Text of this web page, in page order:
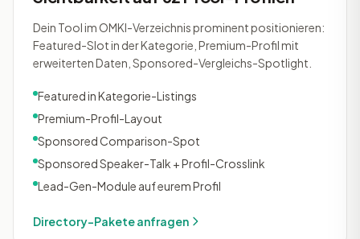
Dein Tool im OMKI-Verzeichnis prominent positionieren:
Featured-Slot in der Kategorie, Premium-Profil mit
erweiterten Daten, Sponsored-Vergleichs-Spotlight.
Featured in Kategorie-Listings
Premium-Profil-Layout
Sponsored Comparison-Spot
Sponsored Speaker-Talk + Profil-Crosslink
Lead-Gen-Module auf eurem Profil
Directory-Pakete anfragen